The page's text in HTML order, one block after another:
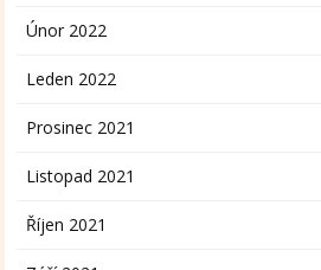
Únor 2022
Leden 2022
Prosinec 2021
Listopad 2021
Říjen 2021